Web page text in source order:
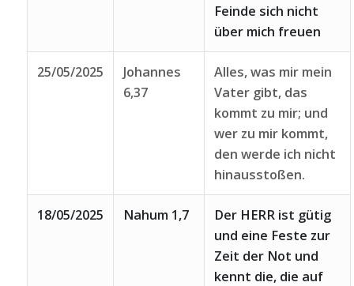
Feinde sich nicht
über mich freuen
25/05/2025
Johannes
6,37
Alles, was mir mein
Vater gibt, das
kommt zu mir; und
wer zu mir kommt,
den werde ich nicht
hinausstoßen.
18/05/2025 Nahum 1,7
Der HERR ist gütig
und eine Feste zur
Zeit der Not und
kennt die, die auf